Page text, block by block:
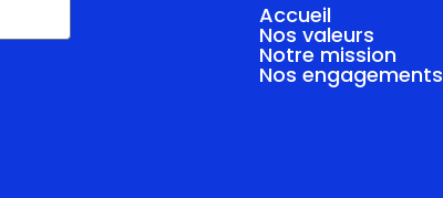
Accueil
Nos valeurs
Notre mission
Nos engagements